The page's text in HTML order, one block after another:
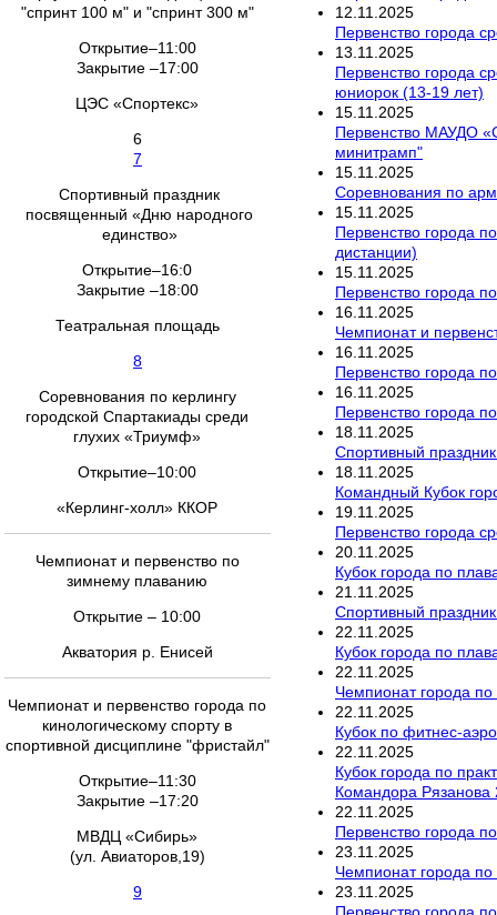
"спринт 100 м" и "спринт 300 м"
Открытие–11:00
Закрытие –17:00
ЦЭС «Спортекс»
6
7
Спортивный праздник
посвященный «Дню народного
единство»
Открытие–16:0
Закрытие –18:00
Театральная площадь
8
Соревнования по керлингу
городской Спартакиады среди
глухих «Триумф»
Открытие–10:00
«Керлинг-холл» ККОР
Чемпионат и первенство по
зимнему плаванию
Открытие – 10:00
Акватория р. Енисей
Чемпионат и первенство города по
кинологическому спорту в
спортивной дисциплине "фристайл"
Открытие–11:30
Закрытие –17:20
МВДЦ «Сибирь»
(ул. Авиаторов,19)
9
12 11 2025
Первенство города
13 11 2025
Первенство города
юниорок (13-19 лет)
15 11 2025
Первенство МАУДО
минитрамп"
15 11 2025
Соревнования по
15 11 2025
Первенство города
дистанции)
15 11 2025
Первенство города
16 11 2025
Чемпионат и
16 11 2025
Первенство города
16 11 2025
Первенство города
18 11 2025
Спортивный
18 11 2025
Командный Кубок
19 11 2025
Первенство города
20 11 2025
Кубок города по
21 11 2025
Спортивный
22 11 2025
Кубок города по
22 11 2025
Чемпионат города
22 11 2025
Кубок по фитнес-
22 11 2025
Кубок города по
Командора Рязанова
22 11 2025
Первенство города
23 11 2025
Чемпионат города
23 11 2025
Первенство города